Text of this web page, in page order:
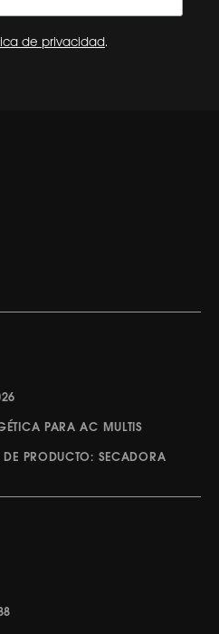
de privacidad.
PARA AC MULTIS
PRODUCTO: SECADORA